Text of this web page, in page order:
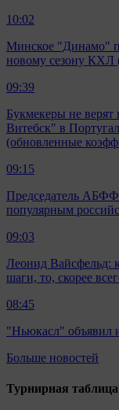
10:02
Минское "Динамо"
новому сезону
09:39
Букмекеры не
Витебск" в
(обновленные
09:15
Председатель АБФФ
популярным
09:03
Леонид Вайсфельд:
шаги, то, скорее
08:45
"Ньюкасл" объявил
Больше новостей
Турнирная таблица